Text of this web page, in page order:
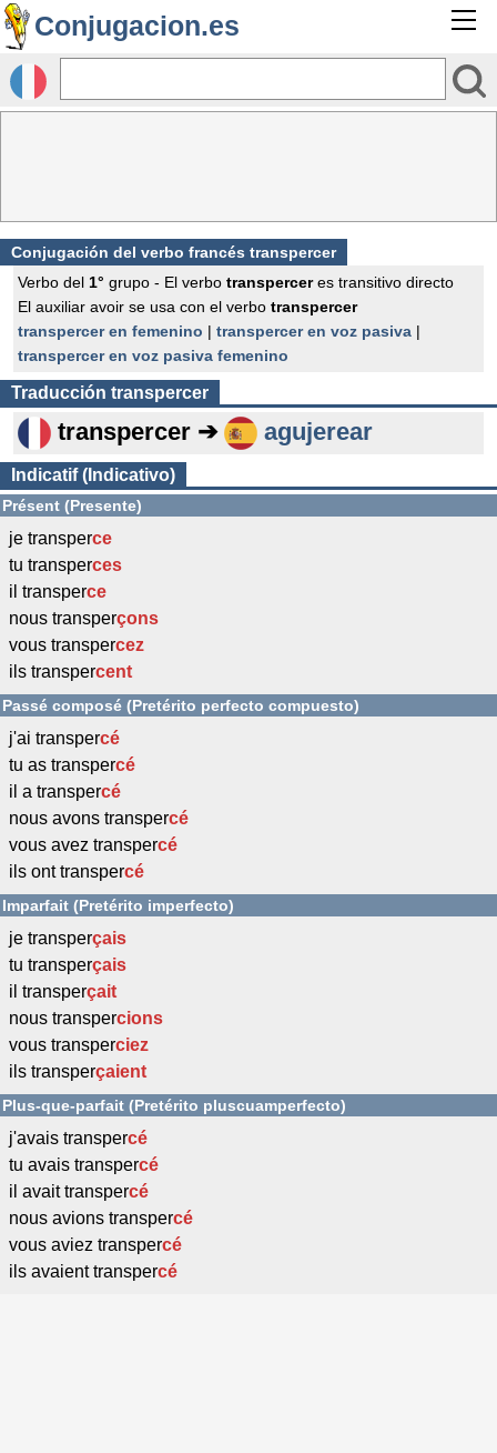
Conjugacion.es
Conjugación del verbo francés transpercer
Verbo del 1° grupo - El verbo transperceres transitivo directo
El auxiliar avoir se usa con el verbo transpercer
transpercer en femenino | transpercer en voz pasiva |
transpercer en voz pasiva femenino
Traducción transpercer
transpercer ➔ agujerear
Indicatif (Indicativo)
Présent (Presente)
je transperce
tu transperces
il transperce
nous transperçons
vous transpercez
ils transpercent
Passé composé (Pretérito perfecto compuesto)
j'ai transpercé
tu as transpercé
il a transpercé
nous avons transpercé
vous avez transpercé
ils ont transpercé
Imparfait (Pretérito imperfecto)
je transperçais
tu transperçais
il transperçait
nous transpercions
vous transperciez
ils transperçaient
Plus-que-parfait (Pretérito pluscuamperfecto)
j'avais transpercé
tu avais transpercé
il avait transpercé
nous avions transpercé
vous aviez transpercé
ils avaient transpercé